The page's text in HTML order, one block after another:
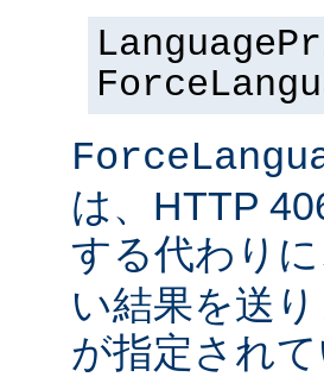
は、HTTP
する代わりに
い結果を送
が指定され